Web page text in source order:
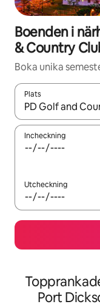
Boenden i
& Country
Boka unika
Plats
När resultaten är
Incheckning
Utcheckning
Port